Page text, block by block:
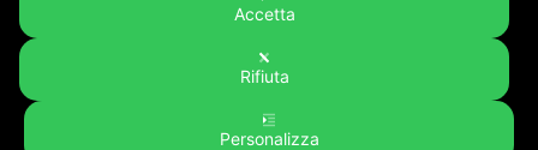
Accetta
Rifiuta
Personalizza